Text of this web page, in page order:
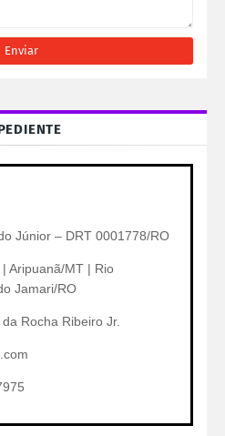
Júnior – DRT 0001778/RO
Aripuanã/MT | Rio
Jamari/RO
Rocha Ribeiro Jr.